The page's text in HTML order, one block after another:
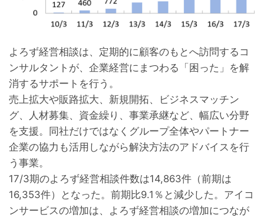
よろず経営相談は、定期的に顧客のもとへ訪問するコ
ンサルタントが、企業経営にまつわる「困った」を解
消するサポートを行う。
売上拡大や販路拡大、新規開拓、ビジネスマッチン
グ、人材募集、資金繰り、事業承継など、幅広い分野
を支援。同社だけではなくグループ全体やパートナー
企業の協力も活用しながら解決方法のアドバイスを行
う事業。
17/3期のよろず経営相談件数は14,863件（前期は
16,353件）となった。前期比9.1％と減少した。アイコ
ンサービスの増加は、よろず経営相談の増加につなが